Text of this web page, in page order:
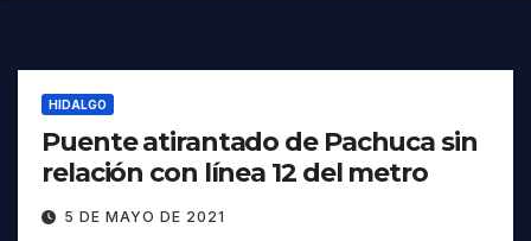
HIDALGO
Puente atirantado de Pachuca sin
relación con línea 12 del metro
5 DE MAYO DE 2021